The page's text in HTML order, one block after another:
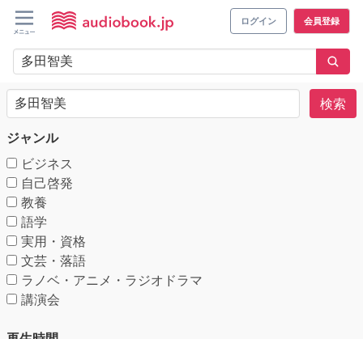
ログイン 会員登録
検索
ジャンル
ビジネス
自己啓発
教養
語学
実用・資格
文芸・落語
ラノベ・アニメ・ラジオドラマ
講演会